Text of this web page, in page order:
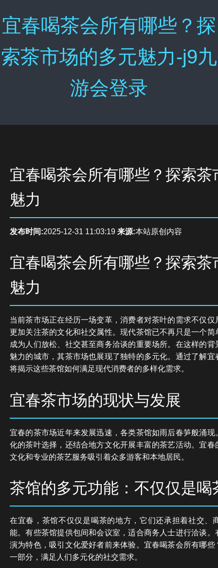
宜春喝茶会所有哪些？探
索茶市场的多元魅力-j9九
游会登录
宜春喝茶会所有哪些？探索茶
魅力
发布时间:2025-12-31 11:03:19 来源:本站原创内容
宜春喝茶会所有哪些？探索茶
魅力
当前茶市场正在经历一场变革，消费者对茶叶的需求不仅
更加关注茶的文化和社交属性。现代茶馆已不再只是一个
成为人们放松、社交甚至商务洽谈的重要场所。在这样的
魅力的城市，其茶市场也展现了独特的多元化。通过了解
将揭示这些茶馆如何满足现代消费者的多样化需求。
宜春茶市场的现状与发展
宜春的茶市场近年来发展迅速，各类茶馆如雨后春笋般涌
化的茶叶选择，还结合地方文化开展丰富的茶艺活动。宜
文化和专业的茶艺服务吸引着众多游客和本地居民。
茶馆的多元功能：不仅仅是喝
在宜春，茶馆不仅仅是喝茶的地方，它们还承担着社交、
能。有些茶馆提供包间和会议室，适合商务人士进行洽谈
演为特色，吸引文化爱好者前来体验。宜春喝茶会所有哪
一部分，满足人们多元化的社交需求。